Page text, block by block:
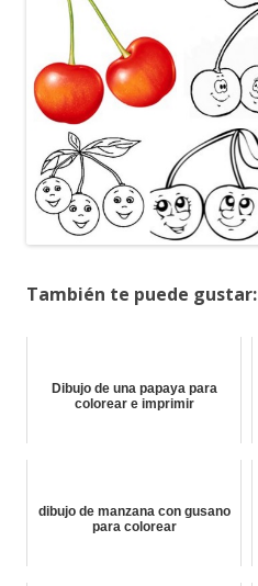
También te puede gustar:
Dibujo de una papaya para
colorear e imprimir
dibujo de manzana con gusano
para colorear